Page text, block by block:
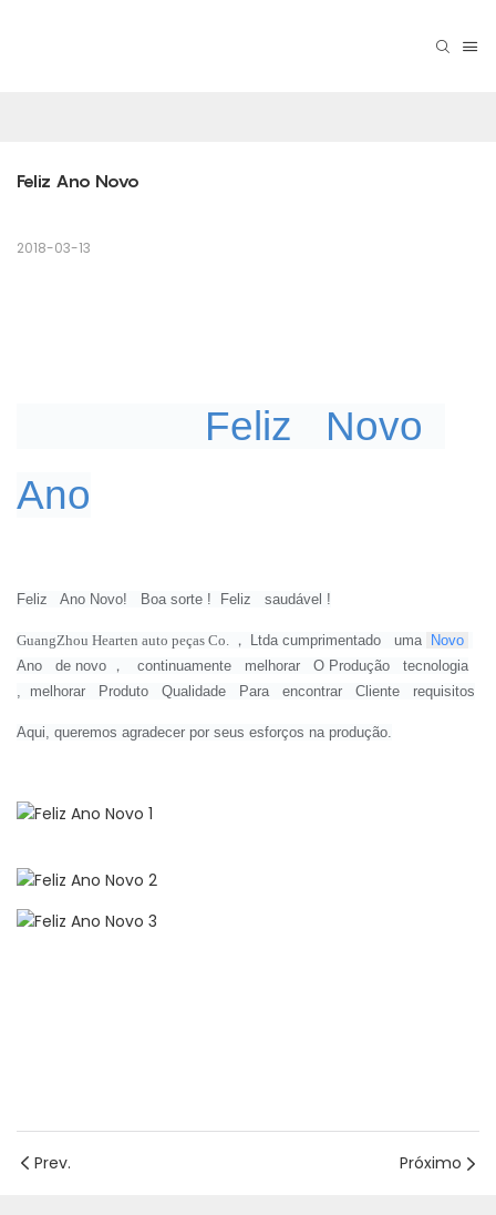
Feliz Ano Novo
2018-03-13
Feliz
Novo
Ano
Feliz Ano Novo! Boa sorte ! Feliz saudável !
GuangZhou Hearten auto peças Co. ， Ltda cumprimentado uma
Novo
Ano
de novo ， continuamente melhorar O Produção
tecnologia
,
melhorar Produto Qualidade Para encontrar Cliente requisitos
Aqui, queremos agradecer por seus esforços na produção.
Prev. Próximo